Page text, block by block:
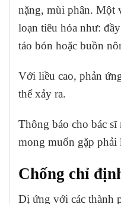
nặng, mùi phân. Một
loạn tiêu hóa như:
táo bón hoặc buồn
Với liều cao, phản
thể xảy ra.
Thông báo cho bác
mong muốn gặp
Chống chỉ
Dị ứng với các thành